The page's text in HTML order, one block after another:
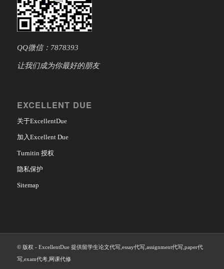
QQ微信：7878393
让我们成为你最好的朋友
EXCELLENT DUE
关于ExcellentDue
加入Excellent Due
Turnitin 授权
隐私保护
Sitemap
© 版权 - ExcellentDue 提供留学生论文代写,essay代写,assignment代写,paper代
写,exam代考,网课代修